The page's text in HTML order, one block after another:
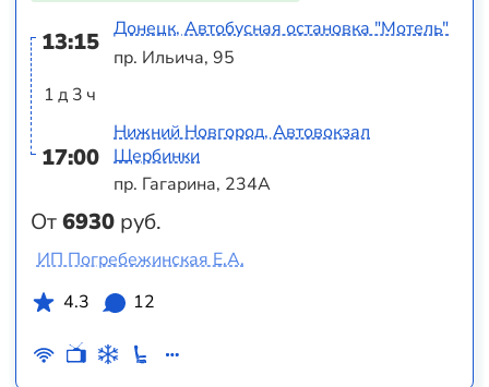
13:15
1 д 3 ч
17:00
От6930 руб.
Донецк, Автобусная остановка "Мотель"
пр. Ильича, 95
Нижний Новгород, Автовокзал
Щербинки
пр. Гагарина, 234А
ИП Погребежинская Е.А.
4.3
12